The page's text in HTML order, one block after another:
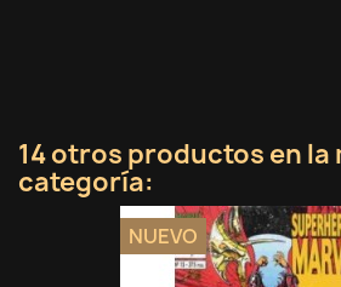
14 otros productos en la
categoría:
NUEVO